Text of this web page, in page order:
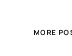
MORE